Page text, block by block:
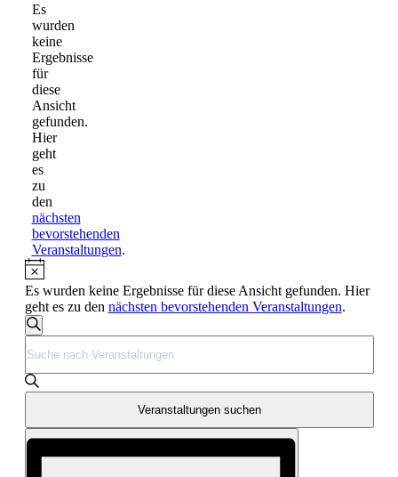
Hinweis
Es
wurden
keine
Ergebnisse
für
diese
Ansicht
gefunden.
Hier
geht
es
zu
den
nächsten
bevorstehenden
Veranstaltungen.
Hinweis
Es wurden keine Ergebnisse für diese Ansicht gefunden. Hier
geht es zu den nächsten bevorstehenden Veranstaltungen.
Veranstaltungen
Suche
und
Ansichten,
Navigation
Suche
Schlüsselwort
eingeben.
Suche
Veranstaltungen
Schlüsselwort.
Veranstaltungen suchen
Veranstaltung
Ansichten-